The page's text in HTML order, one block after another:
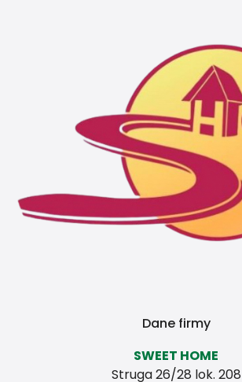
Dane firmy
SWEET HOME
Struga 26/28 lok. 208